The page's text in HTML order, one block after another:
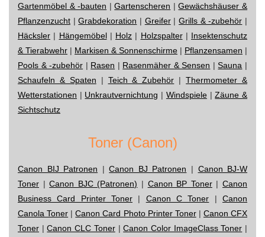
Gartenmöbel & -bauten |Gartenscheren |Gewächshäuser &
Pflanzenzucht |Grabdekoration | Greifer|Grills & -zubehör |
Häcksler | Hängemöbel| Holz | Holzspalter| Insektenschutz
& Tierabwehr | Markisen & Sonnenschirme | Pflanzensamen |
Pools & -zubehör | Rasen | Rasenmäher & Sensen |Sauna |
Schaufeln & Spaten | Teich & Zubehör |Thermometer &
Wetterstationen | Unkrautvernichtung | Windspiele|Zäune &
Sichtschutz
Toner (Canon)
Canon BIJ Patronen |Canon BJ Patronen | Canon BJ-W
Toner |Canon BJC (Patronen) | Canon BP Toner|Canon
Business Card Printer Toner | Canon C Toner |Canon
Canola Toner |Canon Card Photo Printer Toner| Canon CFX
Toner |Canon CLC Toner|Canon Color ImageClass Toner |